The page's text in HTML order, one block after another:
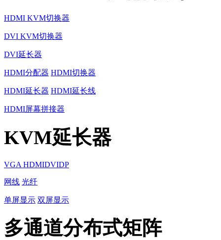
HDMI KVM切换器
DVI KVM切换器
DVI延长器
HDMI分配器 HDMI切换器
HDMI延长器 HDMI延长线
HDMI屏幕拼接器
KVM延长器
VGA HDMIDVIDP
网线 光纤
单屏显示 双屏显示
多通道分布式矩阵